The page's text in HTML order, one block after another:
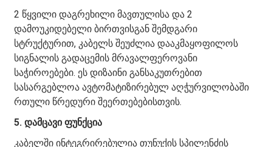
2 წყვილი დაგრეხილი მავთულისა და 2
დამოუკიდებელი ბირთვისგან შემდგარი
სტრუქტურით, კაბელს შეუძლია დააკმაყოფილოს
სიგნალის გადაცემის მრავალფეროვანი
საჭიროებები. ეს დიზაინი განსაკუთრებით
სასარგებლოა ავტომატიზირებულ აღჭურვილობაში
რთული წრედური შეერთებებისთვის.
5. დამცავი ფუნქცია
კაბელში ინტეგრირებულია თუნუქის სპილენძის